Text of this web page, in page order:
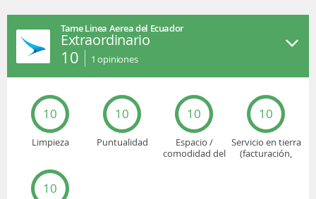
Tame Linea Aerea del Ecuador
Extraordinario
10 1 opiniones
10
Limpieza
10
Puntualidad
10
Espacio /
comodidad del
10
Servicio en tierra
(facturación,
10